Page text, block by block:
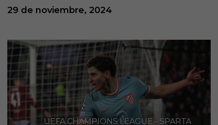
29 de noviembre, 2024
UEFA CHAMPIONS LEAGUE - SPARTA